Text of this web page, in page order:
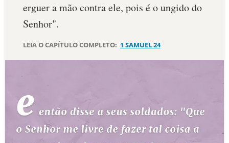
SALMO DO DIA
DEVOCIONAL DIÁRIO
ESTUDOS BÍBLICOS
ESBOÇOS DE PREGAÇÃO
erguer a mão contra ele, pois é o ungido do
Senhor".
LEIA O CAPÍTULO COMPLETO: 1 SAMUEL 24